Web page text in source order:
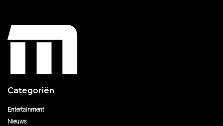
Categoriën
Entertainment
Nieuws